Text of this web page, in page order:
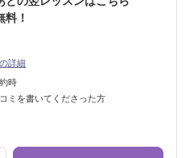
！
詳細
時
ミを書いてくださった方